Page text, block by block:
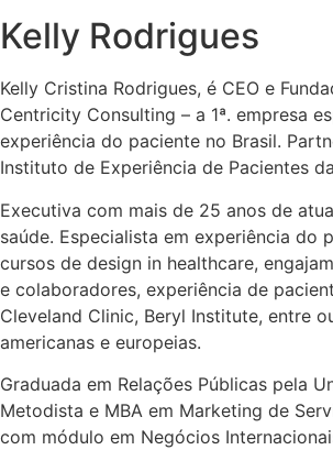
Kelly Rodrigues
Kelly Cristina Rodrigues, é CEO e
Centricity Consulting – a 1ª. empresa
experiência do paciente no Brasil.
Instituto de Experiência de Pacientes
Executiva com mais de 25 anos de
saúde. Especialista em experiência do
cursos de design in healthcare,
e colaboradores, experiência de
Cleveland Clinic, Beryl Institute, entre
americanas e europeias.
Graduada em Relações Públicas pela
Metodista e MBA em Marketing de
com módulo em Negócios